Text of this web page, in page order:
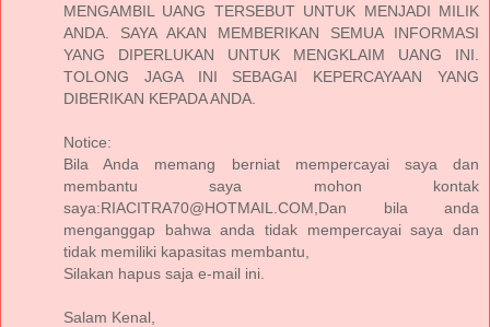
MENGAMBIL UANG TERSEBUT UNTUK MENJADI MILIK
ANDA. SAYA AKAN MEMBERIKAN SEMUA INFORMASI
YANG DIPERLUKAN UNTUK MENGKLAIM UANG INI.
TOLONG JAGA INI SEBAGAI KEPERCAYAAN YANG
DIBERIKAN KEPADA ANDA.
Notice:
Bila Anda memang berniat mempercayai saya dan
membantu saya mohon kontak
saya:RIACITRA70@HOTMAIL.COM,Dan bila anda
menganggap bahwa anda tidak mempercayai saya dan
tidak memiliki kapasitas membantu,
Silakan hapus saja e-mail ini.
Salam Kenal,